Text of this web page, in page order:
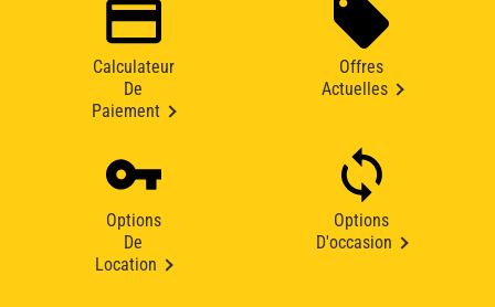
Calculateur
De
Paiement
Offres
Actuelles
Options
De
Location
Options
D'occasion